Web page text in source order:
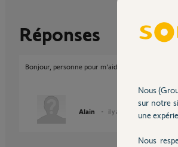
Réponses
Bonjour, personne pour m'aider :(
Alain il y a presque 2 ans
Nous
sur notre
une
Nous